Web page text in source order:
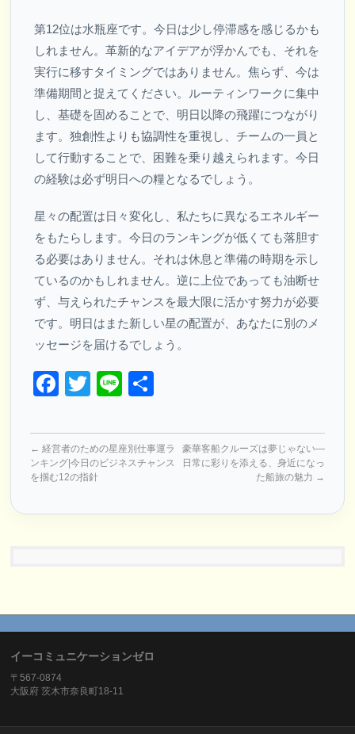
第12位は水瓶座です。今日は少し停滞感を感じるかも
しれません。革新的なアイデアが浮かんでも、それを
実行に移すタイミングではありません。焦らず、今は
準備期間と捉えてください。ルーティンワークに集中
し、基礎を固めることで、明日以降の飛躍につながり
ます。独創性よりも協調性を重視し、チームの一員と
して行動することで、困難を乗り越えられます。今日
の経験は必ず明日への糧となるでしょう。
星々の配置は日々変化し、私たちに異なるエネルギー
をもたらします。今日のランキングが低くても落胆す
る必要はありません。それは休息と準備の時期を示し
ているのかもしれません。逆に上位であっても油断せ
ず、与えられたチャンスを最大限に活かす努力が必要
です。明日はまた新しい星の配置が、あなたに別のメ
ッセージを届けるでしょう。
Facebook
Twitter
Line
← 経営者のための星座別仕事運ラ
ンキング|今日のビジネスチャンス
を掴む12の指針
豪華客船クルーズは夢じゃない―
日常に彩りを添える、身近になっ
た船旅の魅力 →
イーコミュニケーションゼロ
〒567-0874
大阪府 茨木市奈良町18-11